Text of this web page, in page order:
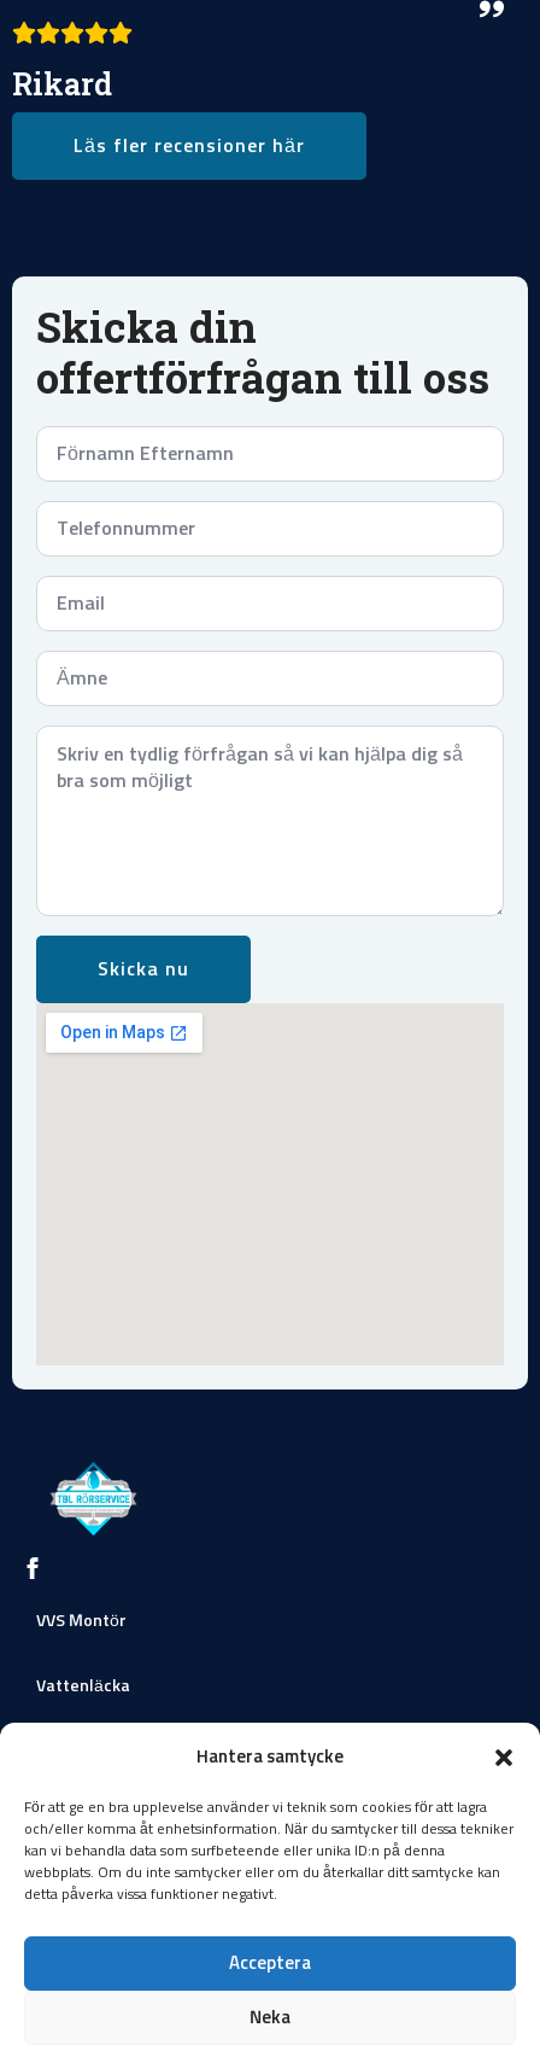
Hantera samtycke
För att ge en bra upplevelse använder vi teknik som cookies för att lagra
och/eller komma åt enhetsinformation. När du samtycker till dessa tekniker
kan vi behandla data som surfbeteende eller unika ID:n på denna
webbplats. Om du inte samtycker eller om du återkallar ditt samtycke kan
detta påverka vissa funktioner negativt.
Acceptera
Neka
Rikard
Läs fler recensioner här
Skicka din
offertförfrågan till oss
Namn
Telefonnummer
Email
Subject
Meddelande
Skicka nu
VVS Montör
Vattenläcka
Värmepumpar
Nå ut till oss
Ringvägen 73, Västerhaninge, Sverige
torbjornlarsson@tblror.se